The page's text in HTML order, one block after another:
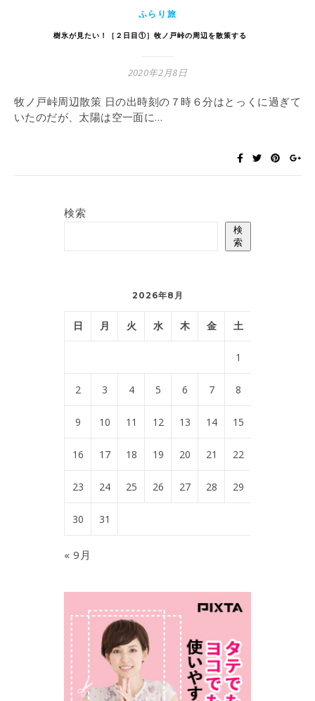
ふらり旅
樹氷が見たい！［２日目①］牧ノ戸峠の周辺を散策する
2020年2月8日
牧ノ戸峠周辺散策 日の出時刻の７時６分はとっくに過ぎて
いたのだが、太陽は空一面に…
検索
検
索
2026年8月
日 月 火 水 木 金 土
1
2 3 4 5 6 7 8
9 10 11 12 13 14 15
16 17 18 19 20 21 22
23 24 25 26 27 28 29
30 31
« 9月